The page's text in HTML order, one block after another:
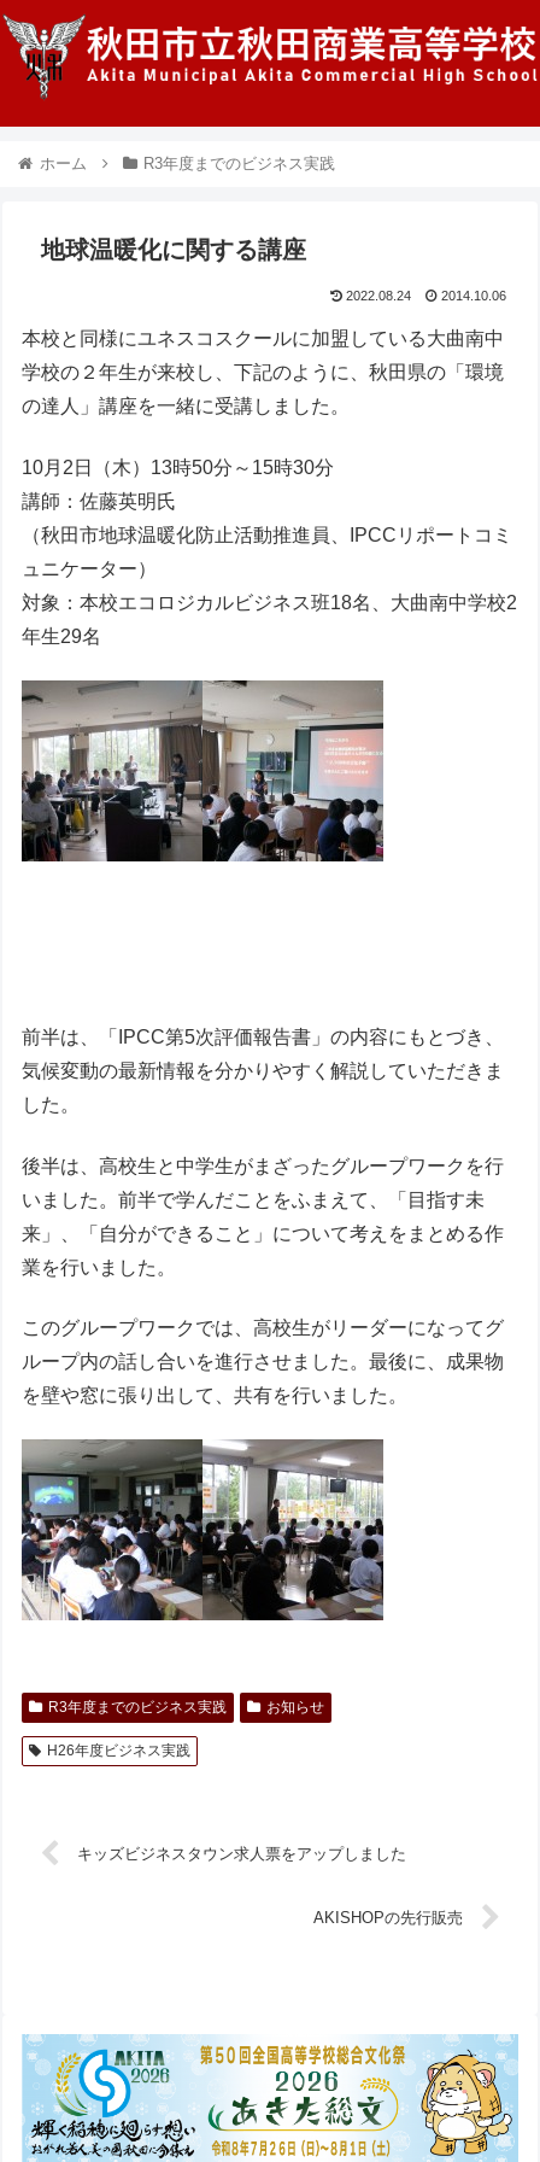
ホーム R3年度までのビジネス実践
地球温暖化に関する講座
2022.08.24 2014.10.06
本校と同様にユネスコスクールに加盟している大曲南中
学校の２年生が来校し、下記のように、秋田県の「環境
の達人」講座を一緒に受講しました。
10月2日（木）13時50分～15時30分
講師：佐藤英明氏
（秋田市地球温暖化防止活動推進員、IPCCリポートコミ
ュニケーター）
対象：本校エコロジカルビジネス班18名、大曲南中学校2
年生29名
前半は、「IPCC第5次評価報告書」の内容にもとづき、
気候変動の最新情報を分かりやすく解説していただきま
した。
後半は、高校生と中学生がまざったグループワークを行
いました。前半で学んだことをふまえて、「目指す未
来」、「自分ができること」について考えをまとめる作
業を行いました。
このグループワークでは、高校生がリーダーになってグ
ループ内の話し合いを進行させました。最後に、成果物
を壁や窓に張り出して、共有を行いました。
R3年度までのビジネス実践 お知らせ
H26年度ビジネス実践
キッズビジネスタウン求人票をアップしました
AKISHOPの先行販売